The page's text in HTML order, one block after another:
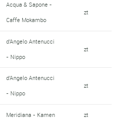
Acqua & Sapone -
Caffe Mokambo
zt
d'Angelo Antenucci
- Nippo
zt
d'Angelo Antenucci
- Nippo
zt
Meridiana - Kamen zt